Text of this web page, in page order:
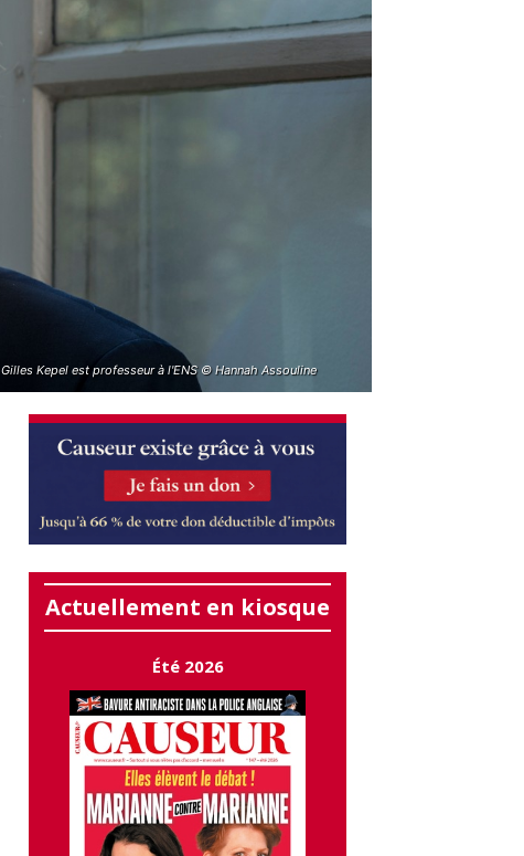
Gilles Kepel est professeur à l'ENS © Hannah Assouline
Actuellement en kiosque
Été 2026